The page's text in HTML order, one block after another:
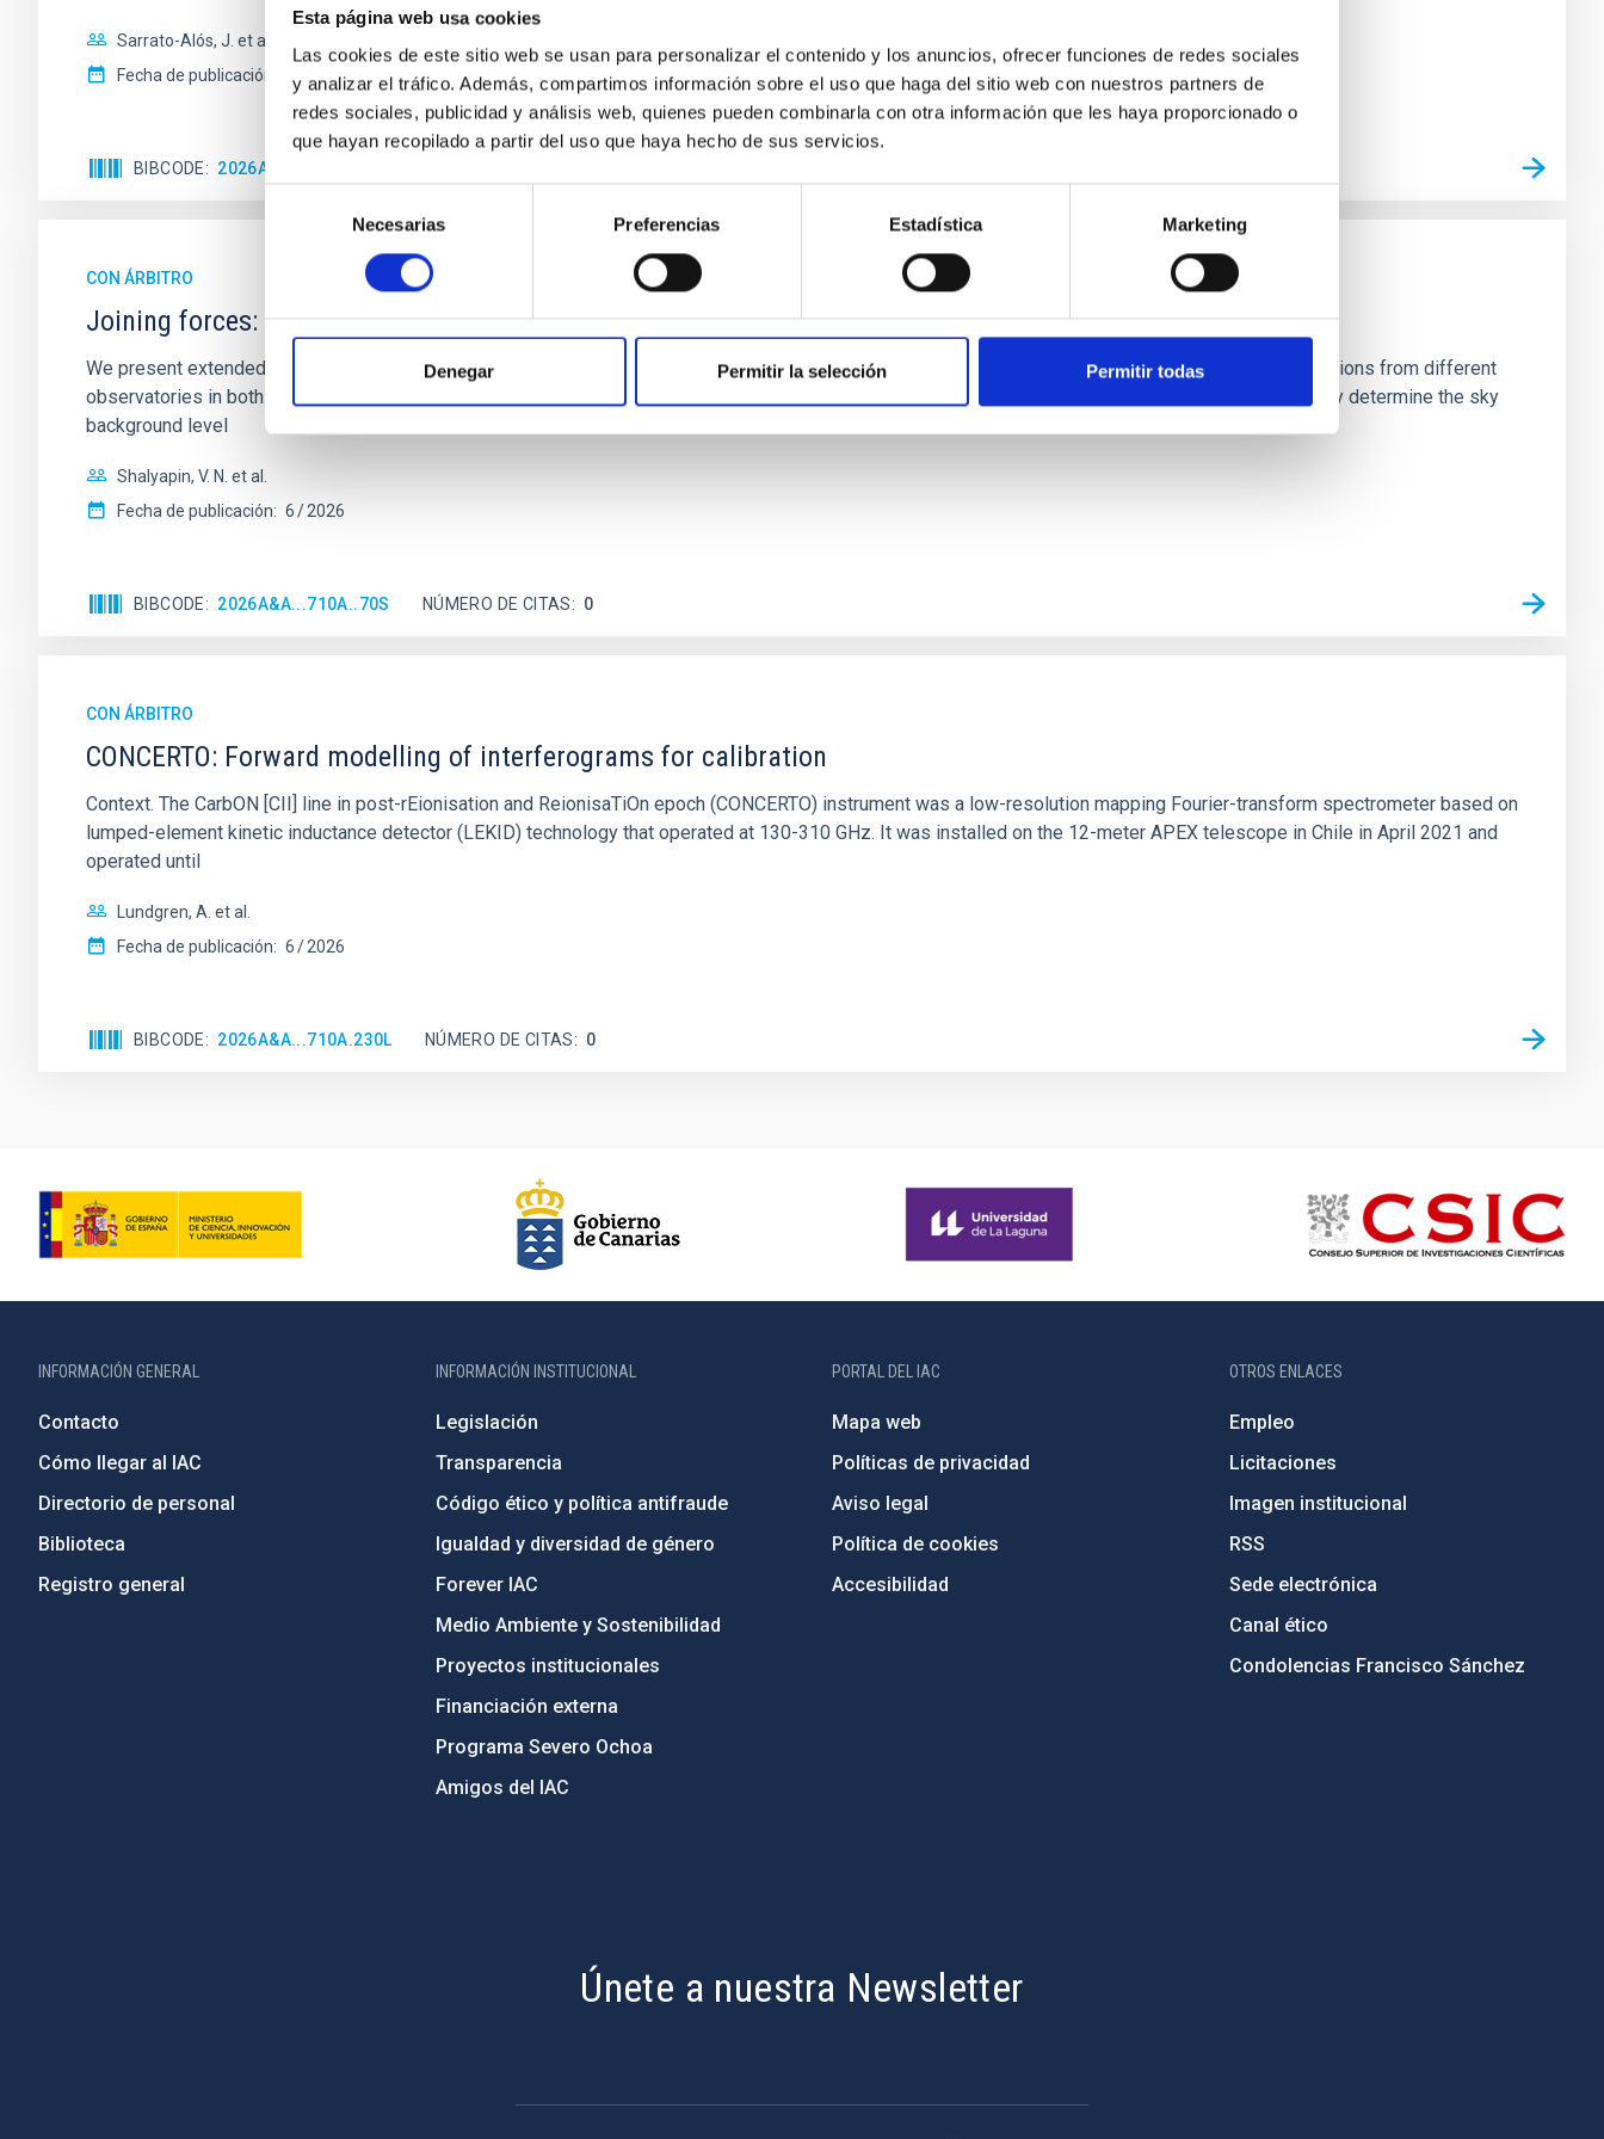
Esta página web usa cookies
Las cookies de este sitio web se usan para personalizar el contenido y los anuncios, ofrecer funciones de redes sociales
y analizar el tráfico. Además, compartimos información sobre el uso que haga del sitio web con nuestros partners de
redes sociales, publicidad y análisis web, quienes pueden combinarla con otra información que les haya proporcionado o
que hayan recopilado a partir del uso que haya hecho de sus servicios.
consentimiento
Necesarias Preferencias Estadística Marketing
Denegar Permitir la selección Permitir todas
Sarrato-Alós, J. et al.
Fecha de publicación:
2026
BIBCODE 2026A&A...710A..95S
CON ÁRBITRO
Joining forces: 30 years of optical monitoring of the Einstein Cross
We present extended optical monitoring of the quadruply-imaged gravitationally lensed quasar QSO 2237+0305, the Einstein Cross, including observations from different
observatories in both hemispheres and using a new photometric technique. This technique uses a region far enough from the lens system to accurately determine the sky
background level
Shalyapin, V. N. et al.
Fecha de publicación: 6 2026
BIBCODE 2026A&A...710A..70S NÚMERO DE CITAS 0
CON ÁRBITRO
CONCERTO: Forward modelling of interferograms for calibration
Context. The CarbON [CII] line in post-rEionisation and ReionisaTiOn epoch (CONCERTO) instrument was a low-resolution mapping Fourier-transform spectrometer based on
lumped-element kinetic inductance detector (LEKID) technology that operated at 130-310 GHz. It was installed on the 12-meter APEX telescope in Chile in April 2021 and
operated until
Lundgren, A. et al.
Fecha de publicación: 6 2026
BIBCODE 2026A&A...710A.230L NÚMERO DE CITAS 0
INFORMACIÓN GENERAL
Contacto
Cómo llegar al IAC
Directorio de personal
Biblioteca
Registro general
INFORMACIÓN INSTITUCIONAL
Legislación
Transparencia
Código ético y política antifraude
Igualdad y diversidad de género
Forever IAC
Medio Ambiente y Sostenibilidad
Proyectos institucionales
Financiación externa
Programa Severo Ochoa
Amigos del IAC
PORTAL DEL IAC
Mapa web
Políticas de privacidad
Aviso legal
Política de cookies
Accesibilidad
OTROS ENLACES
Empleo
Licitaciones
Imagen institucional
RSS
Sede electrónica
Canal ético
Condolencias Francisco Sánchez
Únete a nuestra Newsletter